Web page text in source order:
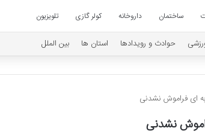
ساختمان داروخانه کولر گازی تلویزیون
حوادث و رویدادها استان ها بین الملل
ای فراموش نشدنی
نشدنی